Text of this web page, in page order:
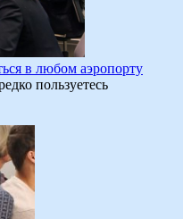
в любом аэропорту
пользуетесь